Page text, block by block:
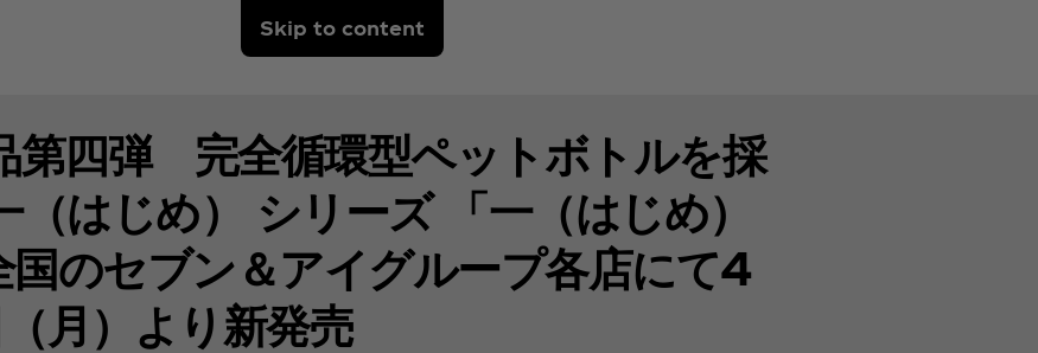
Skip to content
第四弾 完全循環型ペットボトルを採
はじめ） シリーズ 「一（はじめ）
のセブン＆アイグループ各店にて4
月）より新発売